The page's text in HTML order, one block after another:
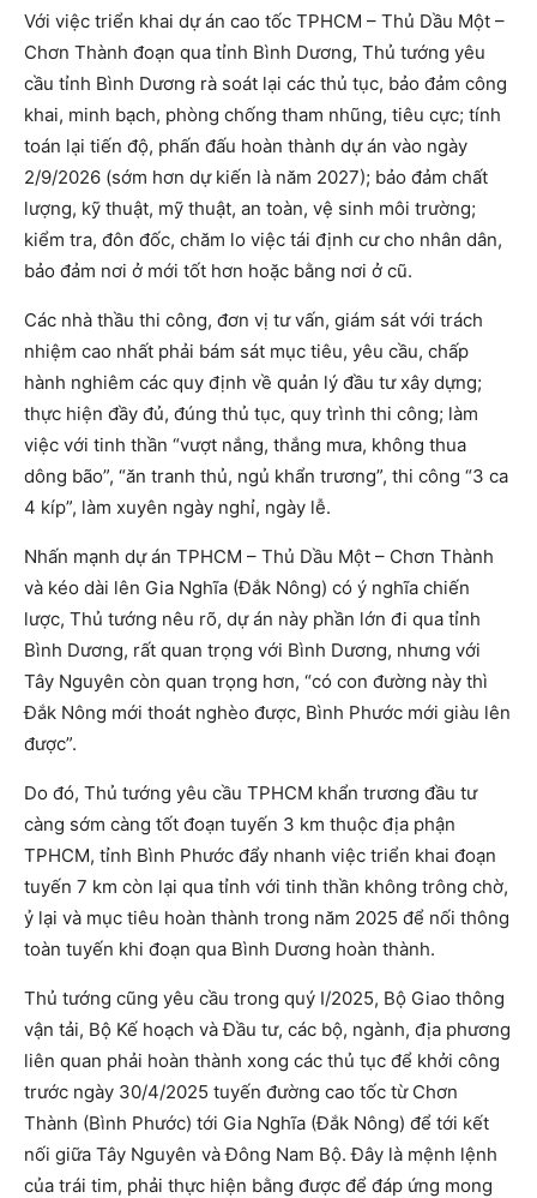
Với việc triển khai dự án cao tốc TPHCM – Thủ Dầu Một –
Chơn Thành đoạn qua tỉnh Bình Dương, Thủ tướng yêu
cầu tỉnh Bình Dương rà soát lại các thủ tục, bảo đảm công
khai, minh bạch, phòng chống tham nhũng, tiêu cực; tính
toán lại tiến độ, phấn đấu hoàn thành dự án vào ngày
2/9/2026 (sớm hơn dự kiến là năm 2027); bảo đảm chất
lượng, kỹ thuật, mỹ thuật, an toàn, vệ sinh môi trường;
kiểm tra, đôn đốc, chăm lo việc tái định cư cho nhân dân,
bảo đảm nơi ở mới tốt hơn hoặc bằng nơi ở cũ.
Các nhà thầu thi công, đơn vị tư vấn, giám sát với trách
nhiệm cao nhất phải bám sát mục tiêu, yêu cầu, chấp
hành nghiêm các quy định về quản lý đầu tư xây dựng;
thực hiện đầy đủ, đúng thủ tục, quy trình thi công; làm
việc với tinh thần “vượt nắng, thắng mưa, không thua
dông bão”, “ăn tranh thủ, ngủ khẩn trương”, thi công “3 ca
4 kíp”, làm xuyên ngày nghỉ, ngày lễ.
Nhấn mạnh dự án TPHCM – Thủ Dầu Một – Chơn Thành
và kéo dài lên Gia Nghĩa (Đắk Nông) có ý nghĩa chiến
lược, Thủ tướng nêu rõ, dự án này phần lớn đi qua tỉnh
Bình Dương, rất quan trọng với Bình Dương, nhưng với
Tây Nguyên còn quan trọng hơn, “có con đường này thì
Đắk Nông mới thoát nghèo được, Bình Phước mới giàu lên
được”.
Do đó, Thủ tướng yêu cầu TPHCM khẩn trương đầu tư
càng sớm càng tốt đoạn tuyến 3 km thuộc địa phận
TPHCM, tỉnh Bình Phước đẩy nhanh việc triển khai đoạn
tuyến 7 km còn lại qua tỉnh với tinh thần không trông chờ,
ỷ lại và mục tiêu hoàn thành trong năm 2025 để nối thông
toàn tuyến khi đoạn qua Bình Dương hoàn thành.
Thủ tướng cũng yêu cầu trong quý I/2025, Bộ Giao thông
vận tải, Bộ Kế hoạch và Đầu tư, các bộ, ngành, địa phương
liên quan phải hoàn thành xong các thủ tục để khởi công
trước ngày 30/4/2025 tuyến đường cao tốc từ Chơn
Thành (Bình Phước) tới Gia Nghĩa (Đắk Nông) để tới kết
nối giữa Tây Nguyên và Đông Nam Bộ. Đây là mệnh lệnh
của trái tim, phải thực hiện bằng được để đáp ứng mong